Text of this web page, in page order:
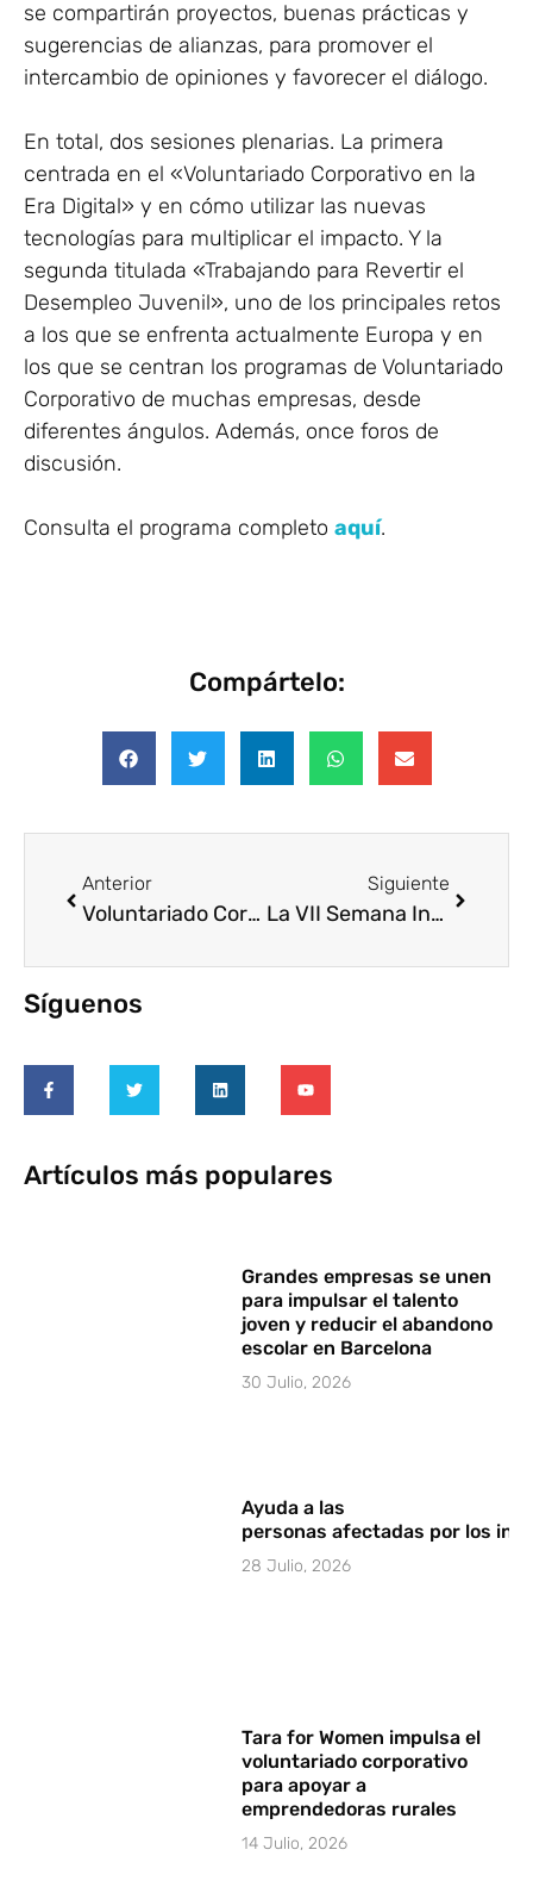
se compartirán proyectos, buenas prácticas y
sugerencias de alianzas, para promover el
intercambio de opiniones y favorecer el diálogo.
En total, dos sesiones plenarias. La primera
centrada en el «Voluntariado Corporativo en la
Era Digital» y en cómo utilizar las nuevas
tecnologías para multiplicar el impacto. Y la
segunda titulada «Trabajando para Revertir el
Desempleo Juvenil», uno de los principales retos
a los que se enfrenta actualmente Europa y en
los que se centran los programas de Voluntariado
Corporativo de muchas empresas, desde
diferentes ángulos. Además, once foros de
discusión.
Consulta el programa completo aquí.
Compártelo:
Anterior
Voluntariado Corporativo más allá de la jubilación, Grupo de Trabajo Voluntare
Siguiente
La VII Semana Internacional del Voluntariado abre con una jornada sobre inclusión social
Síguenos
Artículos más populares
Grandes empresas se unen
para impulsar el talento
joven y reducir el abandono
escolar en Barcelona
30 Julio, 2026
Ayuda a las
personas afectadas por los
28 Julio, 2026
Tara for Women impulsa el
voluntariado corporativo
para apoyar a
emprendedoras rurales
14 Julio, 2026